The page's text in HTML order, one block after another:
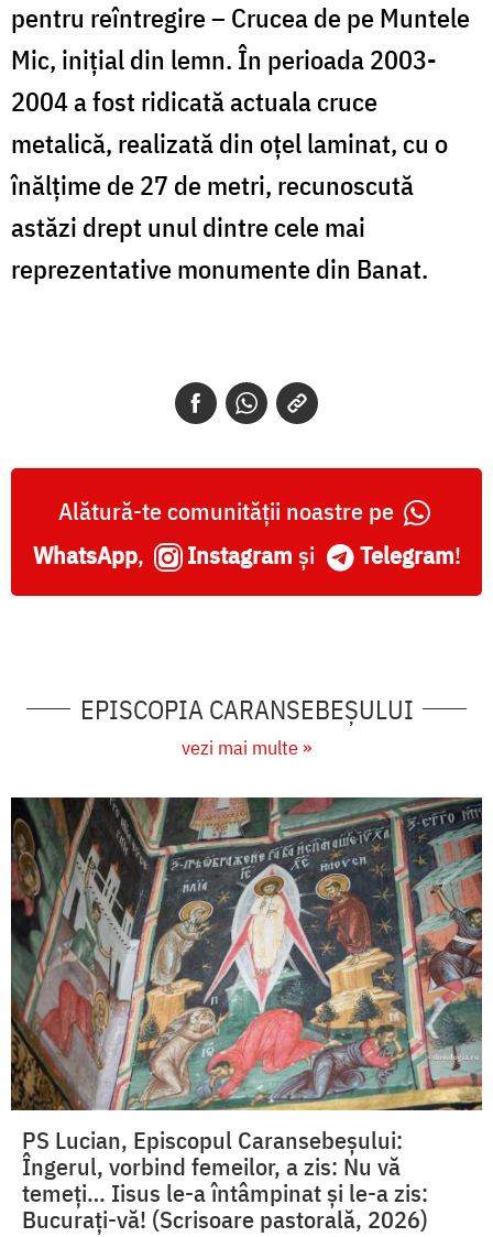
pentru reîntregire – Crucea de pe Muntele
Mic, inițial din lemn. În perioada 2003-
2004 a fost ridicată actuala cruce
metalică, realizată din oțel laminat, cu o
înălțime de 27 de metri, recunoscută
astăzi drept unul dintre cele mai
reprezentative monumente din Banat.
Alătură-te comunității noastre pe
WhatsApp, Instagram și Telegram!
EPISCOPIA CARANSEBEŞULUI
vezi mai multe »
PS Lucian, Episcopul Caransebeșului:
Îngerul, vorbind femeilor, a zis: Nu vă
temeți… Iisus le-a întâmpinat și le-a zis:
Bucurați-vă! (Scrisoare pastorală, 2026)